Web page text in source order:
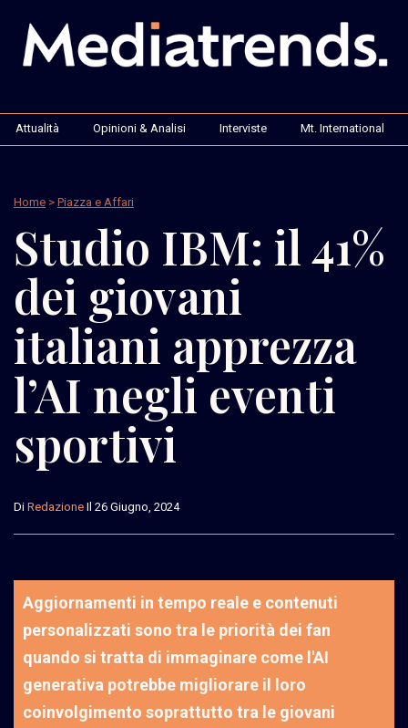
Attualità Opinioni & Analisi Interviste Mt. International
Home > Piazza e Affari
Studio IBM: il 41%
dei giovani
italiani apprezza
l’AI negli eventi
sportivi
Di Redazione Il 26 Giugno, 2024
Aggiornamenti in tempo reale e contenuti
personalizzati sono tra le priorità dei fan
quando si tratta di immaginare come l'AI
generativa potrebbe migliorare il loro
coinvolgimento soprattutto tra le giovani